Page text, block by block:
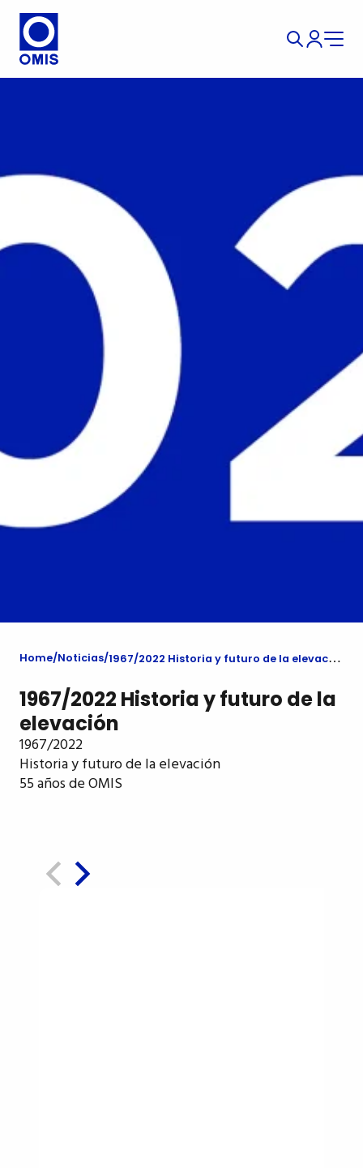
Home Noticias 1967/2022 Historia y futuro de la elevación
1967/2022 Historia y futuro de la
elevación
1967/2022
Historia y futuro de la elevación
55 años de OMIS